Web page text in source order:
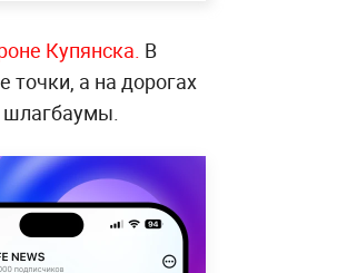
Купянска. В
а на дорогах
шлагбаумы.